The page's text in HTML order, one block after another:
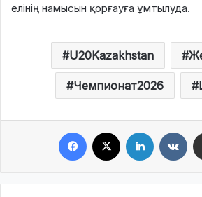
елінің намысын қорғауға ұмтылуда.
U20Kazakhstan
Чемпионат2026